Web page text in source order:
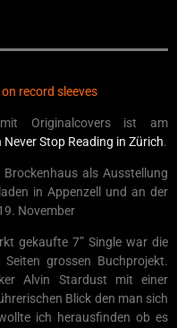
record sleeves
Originalcovers ist am
Stop Reading in Zürich.
als Ausstellung
in Appenzell und an der
November
gekaufte 7” Single war die
grossen Buchprojekt.
Alvin Stardust mit einer
Blick den man sich
ich herausfinden ob es